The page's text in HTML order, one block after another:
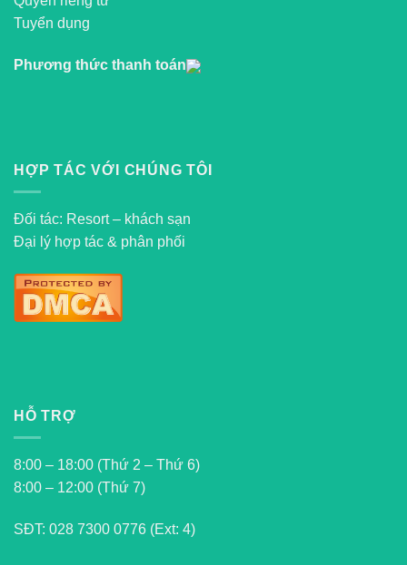
Tuyển dụng
Phương thức thanh toán
HỢP TÁC VỚI CHÚNG TÔI
Đối tác: Resort – khách sạn
Đại lý hợp tác & phân phối
HỖ TRỢ
8:00 – 18:00 (Thứ 2 – Thứ 6)
8:00 – 12:00 (Thứ 7)
SĐT: 028 7300 0776 (Ext: 4)